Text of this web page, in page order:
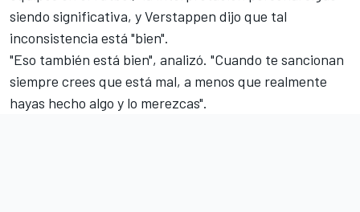
siendo significativa, y Verstappen dijo que tal
inconsistencia está "bien".
"Eso también está bien", analizó. "Cuando te sancionan
siempre crees que está mal, a menos que realmente
hayas hecho algo y lo merezcas".